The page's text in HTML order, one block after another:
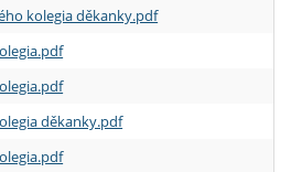
kolegia děkanky.pdf
děkanky.pdf